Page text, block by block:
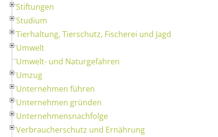
Stiftungen
Studium
Tierhaltung, Tierschutz, Fischerei und Jagd
Umwelt
Umwelt- und Naturgefahren
Umzug
Unternehmen führen
Unternehmen gründen
Unternehmensnachfolge
Verbraucherschutz und Ernährung